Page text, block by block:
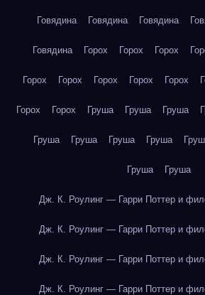
Говядина Говядина Говядина
Говядина Горох Горох Горох
Горох Горох Горох Горох Горох
Горох Горох Груша Груша Груша
Груша Груша Груша Груша
Груша Груша
Дж. К. Роулинг — Гарри Поттер и
Дж. К. Роулинг — Гарри Поттер и
Дж. К. Роулинг — Гарри Поттер и
Дж. К. Роулинг — Гарри Поттер и